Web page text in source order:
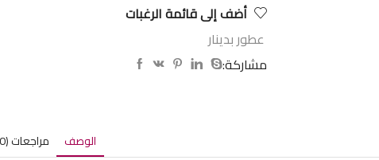
أضف إلى قائمة الرغبات
عطور بدينار
مشاركة:
الوصف مراجعات (0)